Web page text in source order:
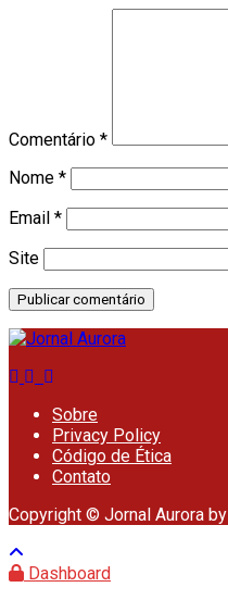
Comentário *
Nome *
Email *
Site
Sobre
Privacy Policy
Código de Ética
Contato
Copyright © Jornal Aurora by
Dashboard